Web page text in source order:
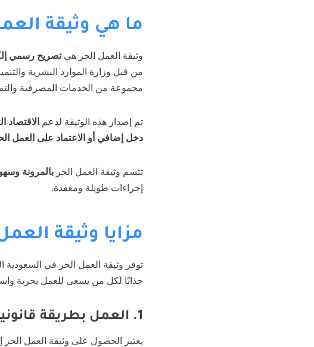
ما هي وثيقة
وثيقة العمل الحر هيتصريح رسمي
من قبل وزارة الموارد البشرية
مجموعة من الخدمات المصرفية
تم إصدار هذه الوثيقة لدعم الاقتصاد
دخل إضافي أو الاعتماد على العمل
تتسم وثيقة العمل الحربالمرونة
إجراءات طويلة ومعقدة.
مزايا وثيقة
توفر وثيقة العمل الحر في السعودية
جذابًا لكل من يسعى للعمل بحرية
1. العمل بطريقة قانونية ومنظمة
يعتبر الحصول على وثيقة العمل الحر